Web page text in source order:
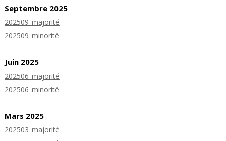
Septembre 2025
202509_majorité
202509_minorité
Juin 2025
202506_majorité
202506_minorité
Mars 2025
202503_majorité